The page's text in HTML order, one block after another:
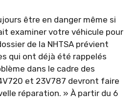
être en danger même si
examiner votre véhicule pour
de la NHTSA prévient
qui ont déjà été rappelés
dans le cadre des
et 23V787 devront faire
réparation. » À partir du 6